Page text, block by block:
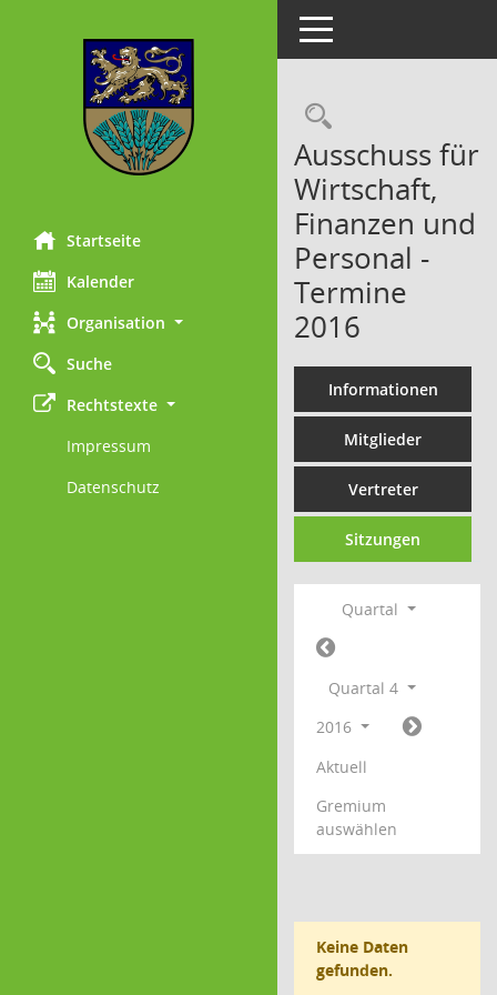
Startseite
Kalender
Organisation
Suche
Rechtstexte
Impressum
Datenschutz
Toggle navigation
Ausschuss für
Wirtschaft,
Finanzen und
Personal -
Termine
2016
Informationen
Mitglieder
Vertreter
Sitzungen
Quartal
Quartal 4
2016
Aktuell
Gremium
auswählen
Keine Daten
gefunden.